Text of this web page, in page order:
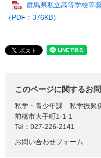
群馬県私立高等学校等
（PDF：376KB）
このページに関するお
私学・青少年課
私学振興
前橋市大手町1-1-1
Tel：027-226-2141
お問い合わせフォーム